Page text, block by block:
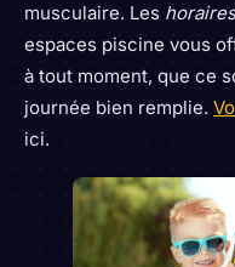
musculaire. Les
espaces piscine vous
à tout moment, que ce
journée bien remplie.
ici.